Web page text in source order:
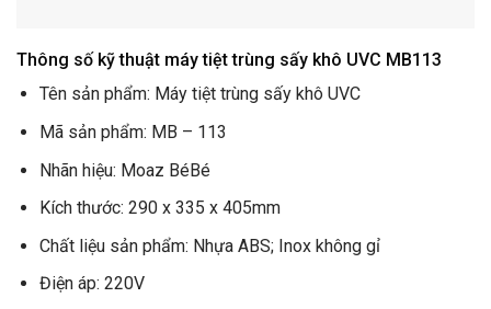
Thông số kỹ thuật máy tiệt trùng sấy khô UVC MB113
Tên sản phẩm: Máy tiệt trùng sấy khô UVC
Mã sản phẩm: MB – 113
Nhãn hiệu: Moaz BéBé
Kích thước: 290 x 335 x 405mm
Chất liệu sản phẩm: Nhựa ABS; Inox không gỉ
Điện áp: 220V